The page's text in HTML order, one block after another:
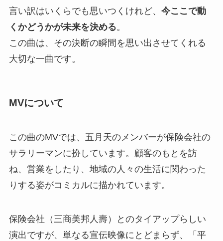
言い訳はいくらでも思いつくけれど、 今ここで動
くかどうかが未来を決める。
この曲は、その決断の瞬間を思い出させてくれる
大切な一曲です。
MVについて
この曲のMVでは、五月天のメンバーが保険会社の
サラリーマンに扮しています。顧客のもとを訪
ね、営業をしたり、地域の人々の生活に関わった
りする姿がコミカルに描かれています。
保険会社（三商美邦人壽）とのタイアップらしい
演出ですが、単なる宣伝映像にとどまらず、「平